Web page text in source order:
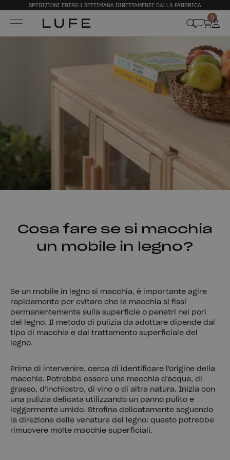
SPEDIZIONI ENTRO 1 SETTIMANA DIRETTAMENTE DALLA FABBRICA
0
Cosa fare se si macchia
un mobile in legno?
Se un mobile in legno si macchia, è importante agire
rapidamente per evitare che la macchia si fissi
permanentemente sulla superficie o penetri nei pori
del legno. Il metodo di pulizia da adottare dipende dal
tipo di macchia e dal trattamento superficiale del
legno.
Prima di intervenire, cerca di identificare l'origine della
macchia. Potrebbe essere una macchia d'acqua, di
grasso, d'inchiostro, di vino o di altra natura. Inizia con
una pulizia delicata utilizzando un panno pulito e
leggermente umido. Strofina delicatamente seguendo
la direzione delle venature del legno: questo potrebbe
rimuovere molte macchie superficiali.